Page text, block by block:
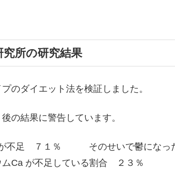
究所の研究結果
のダイエット法を検証しました。
の結果に警告しています。
不足 ７１％ そのせいで鬱になった
Ca が不足している割合 ２３％